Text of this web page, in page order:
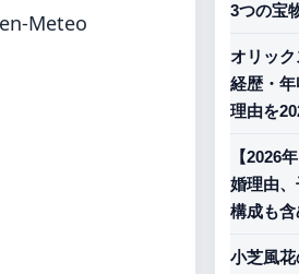
Meteo
3つの宝
オリック
経歴・
理由を
【2026
婚理由
構成も含
小芝風